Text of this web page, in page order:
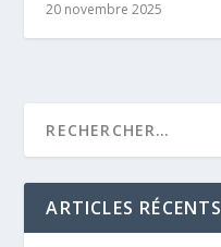
20 novembre 2025
ARTICLES RÉCENTS